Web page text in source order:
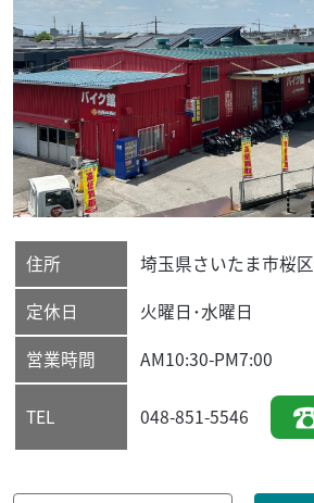
住所 埼玉県さいたま市桜区
定休日
火曜日･水曜日
営業時間
AM10:30-PM7:00
TEL 048-851-5546